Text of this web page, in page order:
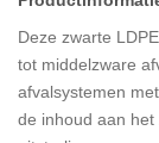
Deze zwarte
tot middelzware
afvalsystemen
de inhoud aan